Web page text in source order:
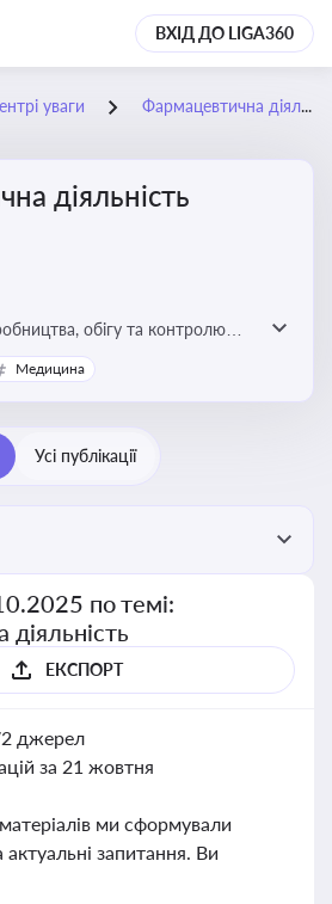
ВХІД ДО LIGA360
уваги Фармацевтична діяльність
діяльність
обігу та контролю
легальної роботи компаній та
якості та безпеки
Медицина
Усі публікації
по темі:
ЕКСПОРТ
джерел
за 21 жовтня
ми сформували
актуальні запитання. Ви